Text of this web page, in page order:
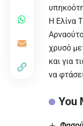
Η Ελίνα
χρυσό
και για
να
You